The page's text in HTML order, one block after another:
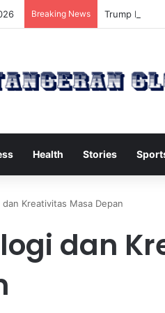
Breaking News Trump Kirim
Health Stories
Kreativitas Masa Depan
dan